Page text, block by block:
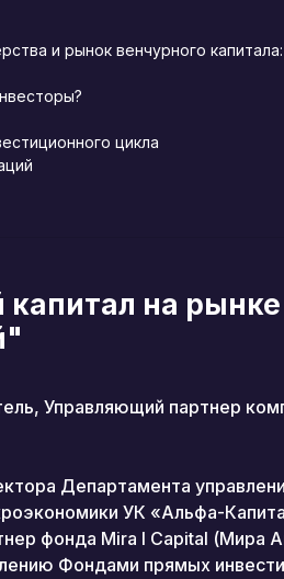
и рынок венчурного капитала:
цикла
на
Управляющий партнер
Департамента
УК «Альфа-
фонда Mira I Capital (Мира
Фондами прямых